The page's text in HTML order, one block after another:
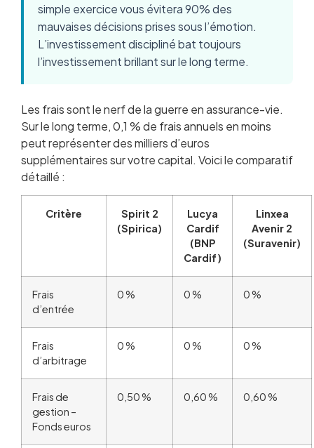
simple exercice vous évitera 90% des
mauvaises décisions prises sous l’émotion.
L’investissement discipliné bat toujours
l’investissement brillant sur le long terme.
Les frais sont le nerf de la guerre en assurance-vie.
Sur le long terme, 0,1 % de frais annuels en moins
peut représenter des milliers d’euros
supplémentaires sur votre capital. Voici le comparatif
détaillé :
Critère
Spirit 2
(Spirica)
Lucya
Cardif
(BNP
Cardif)
Linxea
Avenir 2
(Suravenir)
Frais
d’entrée
0 % 0 % 0 %
Frais
d’arbitrage
0 % 0 % 0 %
Frais de
gestion –
Fonds euros
0,50 % 0,60 % 0,60 %